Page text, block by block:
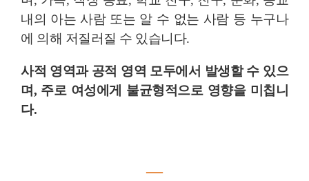
내의 아는 사람 또는 알 수 없는 사람 등 누구나
에 의해 저질러질 수 있습니다.
사적 영역과 공적 영역 모두에서 발생할 수 있으
며, 주로 여성에게 불균형적으로 영향을 미칩니
다.
―